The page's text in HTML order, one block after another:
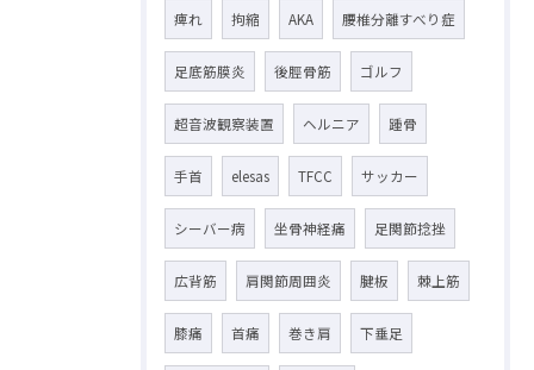
痺れ 拘縮 AKA 腰椎分離すべり症
足底筋膜炎 後脛骨筋 ゴルフ
超音波観察装置 ヘルニア 踵骨
手首 elesas TFCC サッカー
シーバー病 坐骨神経痛 足関節捻挫
広背筋 肩関節周囲炎 腱板 棘上筋
膝痛 首痛 巻き肩 下垂足